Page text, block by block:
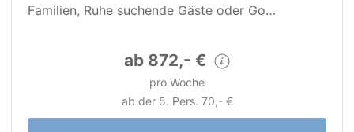
Familien, Ruhe suchende Gäste oder Go…
ab 872,- €
pro Woche
ab der 5. Pers. 70,- €